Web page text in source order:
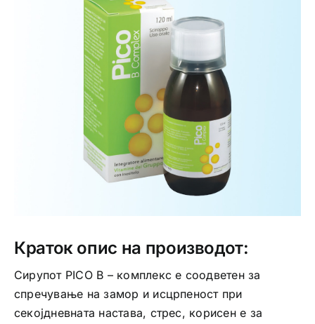
Интимно здравје
Лична хигиена
Медицински апрати
Нега на кожа
Краток опис на производот:
Сирупот PICO B – комплекс е соодветен за
спречување на замор и исцрпеност при
секојдневната настава, стрес, корисен е за